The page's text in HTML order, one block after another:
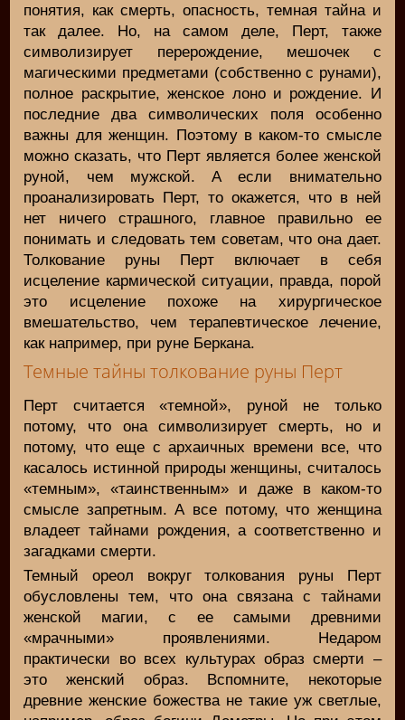
понятия, как смерть, опасность, темная тайна и
так далее. Но, на самом деле, Перт, также
символизирует перерождение, мешочек с
магическими предметами (собственно с рунами),
полное раскрытие, женское лоно и рождение. И
последние два символических поля особенно
важны для женщин. Поэтому в каком-то смысле
можно сказать, что Перт является более женской
руной, чем мужской. А если внимательно
проанализировать Перт, то окажется, что в ней
нет ничего страшного, главное правильно ее
понимать и следовать тем советам, что она дает.
Толкование руны Перт включает в себя
исцеление кармической ситуации, правда, порой
это исцеление похоже на хирургическое
вмешательство, чем терапевтическое лечение,
как например, при руне Беркана.
Темные тайны толкование руны Перт
Перт считается «темной», руной не только
потому, что она символизирует смерть, но и
потому, что еще с архаичных времени все, что
касалось истинной природы женщины, считалось
«темным», «таинственным» и даже в каком-то
смысле запретным. А все потому, что женщина
владеет тайнами рождения, а соответственно и
загадками смерти.
Темный ореол вокруг толкования руны Перт
обусловлены тем, что она связана с тайнами
женской магии, с ее самыми древними
«мрачными» проявлениями. Недаром
практически во всех культурах образ смерти –
это женский образ. Вспомните, некоторые
древние женские божества не такие уж светлые,